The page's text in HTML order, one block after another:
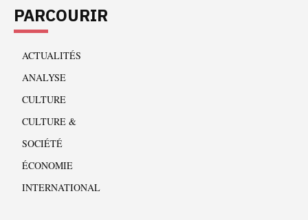
PARCOURIR
ACTUALITÉS
ANALYSE
CULTURE
CULTURE &
SOCIÉTÉ
ÉCONOMIE
INTERNATIONAL